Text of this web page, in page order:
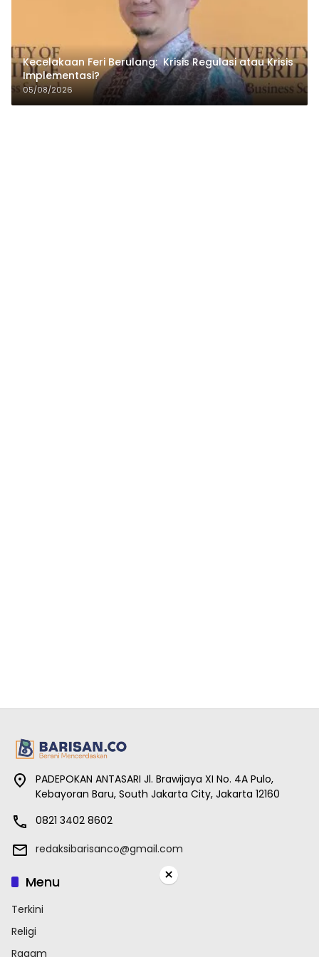
Kecelakaan Feri Berulang: Krisis Regulasi atau Krisis
Implementasi?
05/08/2026
PADEPOKAN ANTASARI Jl. Brawijaya XI No. 4A Pulo,
Kebayoran Baru, South Jakarta City, Jakarta 12160
0821 3402 8602
redaksibarisanco@gmail.com
Menu
Terkini
Religi
Ragam
×